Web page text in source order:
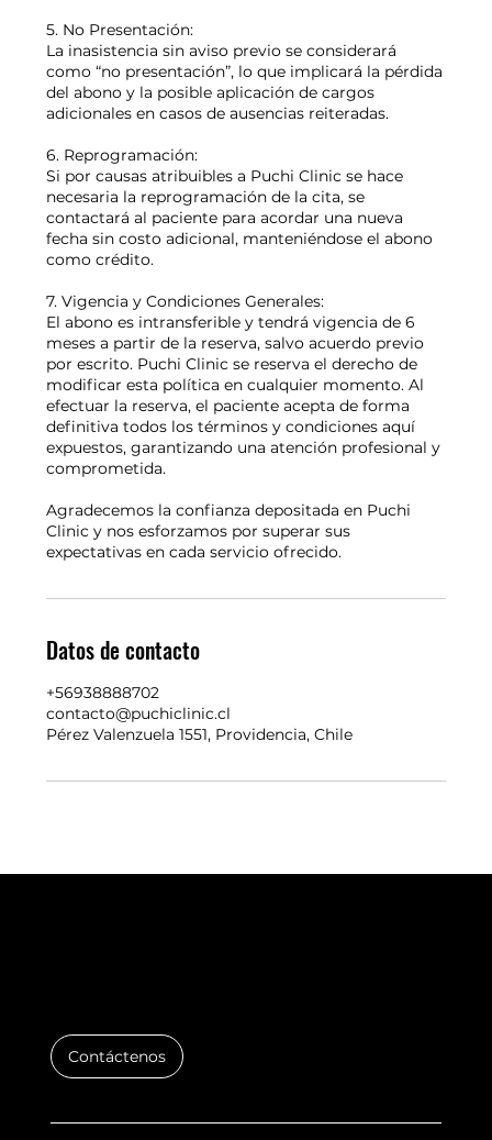
5. No Presentación:
La inasistencia sin aviso previo se considerará
como “no presentación”, lo que implicará la pérdida
del abono y la posible aplicación de cargos
adicionales en casos de ausencias reiteradas.
6. Reprogramación:
Si por causas atribuibles a Puchi Clinic se hace
necesaria la reprogramación de la cita, se
contactará al paciente para acordar una nueva
fecha sin costo adicional, manteniéndose el abono
como crédito.
7. Vigencia y Condiciones Generales:
El abono es intransferible y tendrá vigencia de 6
meses a partir de la reserva, salvo acuerdo previo
por escrito. Puchi Clinic se reserva el derecho de
modificar esta política en cualquier momento. Al
efectuar la reserva, el paciente acepta de forma
definitiva todos los términos y condiciones aquí
expuestos, garantizando una atención profesional y
comprometida.
Agradecemos la confianza depositada en Puchi
Clinic y nos esforzamos por superar sus
expectativas en cada servicio ofrecido.
Datos de contacto
+56938888702
contacto@puchiclinic.cl
Pérez Valenzuela 1551, Providencia, Chile
Contáctenos